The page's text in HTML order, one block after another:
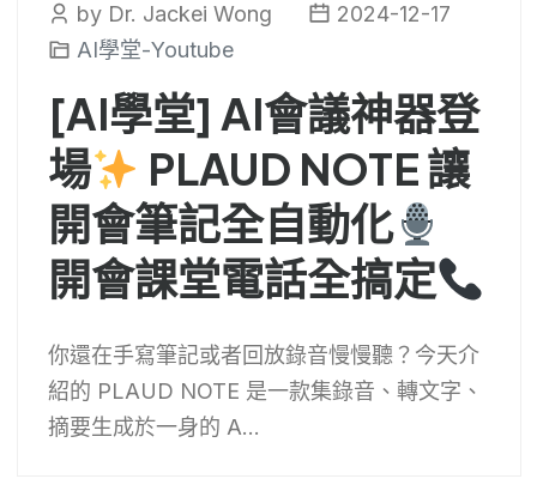
by Dr. Jackei Wong
2024-12-17
AI學堂-Youtube
[AI學堂] AI會議神器登
場
PLAUD NOTE 讓
開會筆記全自動化
開會課堂電話全搞定
你還在手寫筆記或者回放錄音慢慢聽？今天介
紹的 PLAUD NOTE 是一款集錄音、轉文字、
摘要生成於一身的 A...